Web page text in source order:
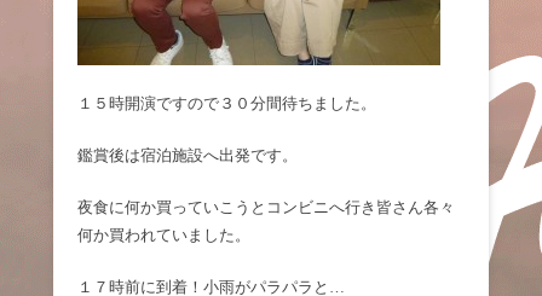
１５時開演ですので３０分間待ちました。
鑑賞後は宿泊施設へ出発です。
夜食に何か買っていこうとコンビニへ行き皆さん各々
何か買われていました。
１７時前に到着！小雨がパラパラと…